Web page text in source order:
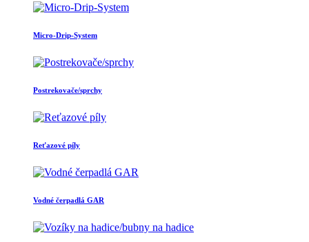
Micro-Drip-System
Postrekovače/sprchy
Reťazové píly
Vodné čerpadlá GAR